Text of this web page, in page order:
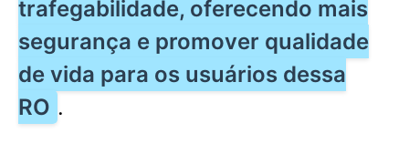
trafegabilidade, oferecendo mais
segurança e promover qualidade
de vida para os usuários dessa
RO .